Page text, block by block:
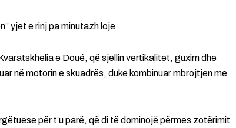
yjet e rinj pa minutazh loje
e Doué, që sjellin vertikalitet, guxim dhe
në motorin e skuadrës, duke kombinuar mbrojtjen me
për t’u parë, që di të dominojë përmes zotërimit